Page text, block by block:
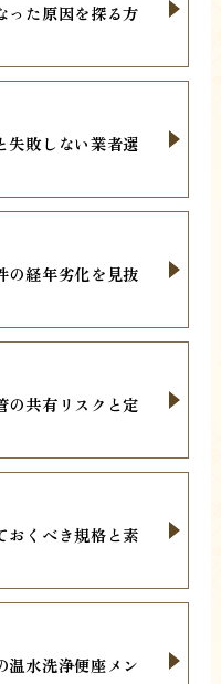
った原因を探る方
失敗しない業者選
の経年劣化を見抜
の共有リスクと定
おくべき規格と素
温水洗浄便座メン